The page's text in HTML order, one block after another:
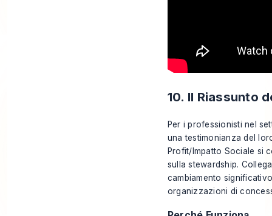
10. Il Riassunto
Per i professionisti nel
una testimonianza del
Profit/Impatto Sociale si
sulla stewardship.
cambiamento
organizzazioni di